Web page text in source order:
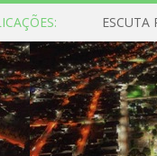
ESCUTA